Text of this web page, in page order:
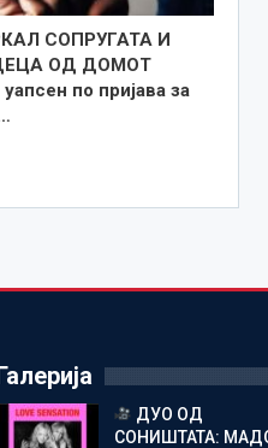
СОПРУГАТА И
ОД ДОМОТ
по пријава за
ДУО ОД
СОНИШТАТА: